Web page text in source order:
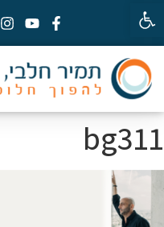
פתח סרגל נגישות
bg311